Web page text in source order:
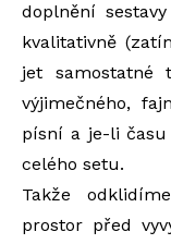
doplnění
kvalitativně
jet samostatné
výjimečného,
písní a je-li
celého setu.
Takže
prostor před